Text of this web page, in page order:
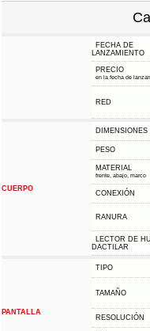
FECHA DE
LANZAMIENTO
PRECIO
en la fecha de
RED
CUERPO
DIMENSIONES
PESO
MATERIAL
frente, abajo, marco
CONEXIÓN
RANURA
LECTOR DE
DACTILAR
PANTALLA
TIPO
TAMAÑO
RESOLUCIÓN